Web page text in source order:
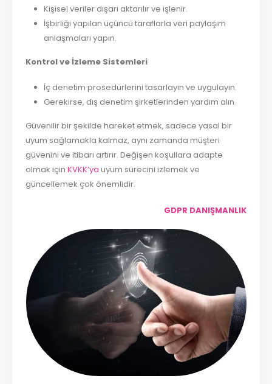
Kişisel veriler dışarı aktarılır ve işlenir.
İşbirliği yapılan üçüncü taraflarla veri paylaşım
anlaşmaları yapın.
Kontrol ve İzleme Sistemleri
İç denetim prosedürlerini tasarlayın ve uygulayın.
Gerekirse, dış denetim şirketlerinden yardım alın.
Güvenilir bir şekilde hareket etmek, sadece yasal bir
uyum sağlamakla kalmaz, aynı zamanda müşteri
güvenini ve itibarı artırır. Değişen koşullara adapte
olmak içinKVKK’yauyum sürecini izlemek ve
güncellemek çok önemlidir.
GDPR DANIŞMANLIK